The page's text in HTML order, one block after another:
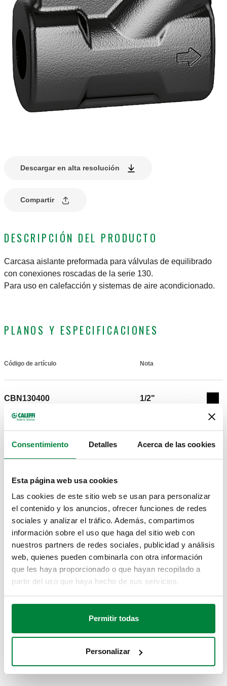
Consentimiento Detalles Acerca de las cookies
Esta página web usa cookies
Las cookies de este sitio web se usan para personalizar
el contenido y los anuncios, ofrecer funciones de redes
sociales y analizar el tráfico. Además, compartimos
información sobre el uso que haga del sitio web con
nuestros partners de redes sociales, publicidad y análisis
web, quienes pueden combinarla con otra información
que les haya proporcionado o que hayan recopilado a
partir del uso que haya hecho de sus servicios.
Permitir todas
Personalizar
Descargar en alta resolución
Compartir
DESCRIPCIÓN DEL PRODUCTO
Carcasa aislante preformada para válvulas de equilibrado
con conexiones roscadas de la serie 130.
Para uso en calefacción y sistemas de aire acondicionado.
PLANOS Y ESPECIFICACIONES
Código de artículo Nota
CBN130400 1/2"
Modelos en 3D
CALEFFI, CBN130400. Carcasa aislante preformada para
válvulas de equilibrado con conexiones roscadas de la serie
130. Para uso en calefacción y sistemas de aire
acondicionado.
CBN130500
CBN130600
CBN130900 2"